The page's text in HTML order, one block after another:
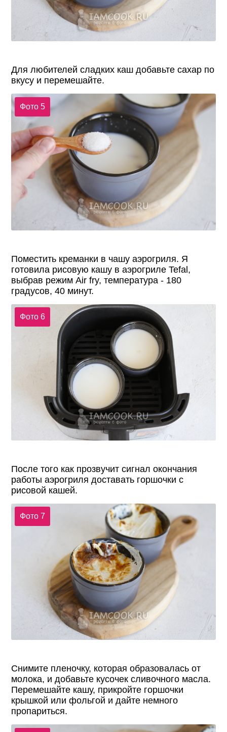
Для любителей сладких каш добавьте сахар по
вкусу и перемешайте.
Фото 5
Поместить креманки в чашу аэрогриля. Я
готовила рисовую кашу в аэрогриле Tefal,
выбрав режим Air fry, температура - 180
градусов, 40 минут.
Фото 6
После того как прозвучит сигнал окончания
работы аэрогриля доставать горшочки с
рисовой кашей.
Фото 7
Снимите пленочку, которая образовалась от
молока, и добавьте кусочек сливочного масла.
Перемешайте кашу, прикройте горшочки
крышкой или фольгой и дайте немного
пропариться.